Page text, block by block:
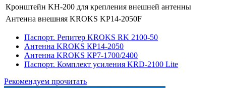
Кронштейн KH-200 для крепления внешней антенны
Антенна внешняя KROKS KP14-2050F
Паспорт. Репитер KROKS RK 2100-50
Антенна KROKS КР14-2050
Антенна KROKS КР7-1700/2400
Паспорт. Комплект усиления KRD-2100 Lite
Рекомендуем прочитать